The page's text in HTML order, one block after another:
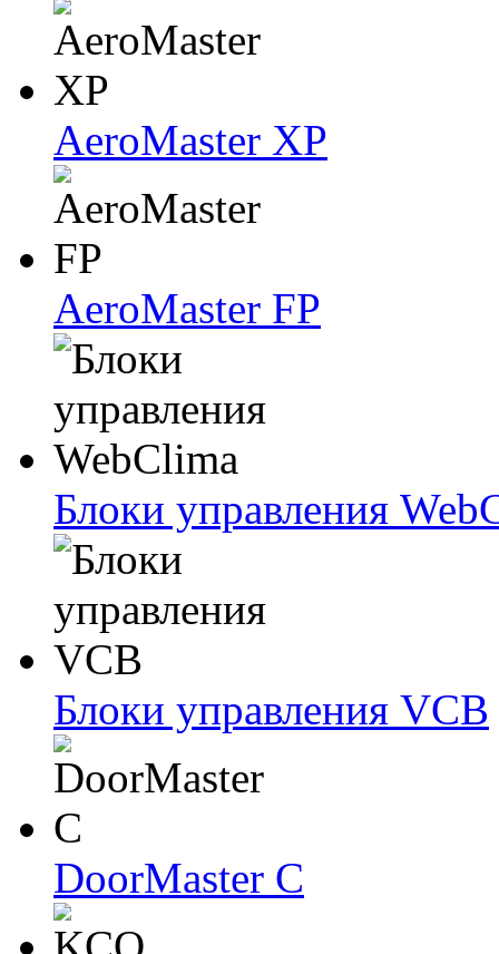
AeroMaster XP
AeroMaster FP
Блоки упрaвлeния
Блоки упрaвлeния VCB
DoorMaster C